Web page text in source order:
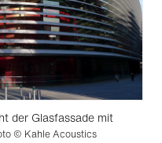
der Glasfassade mit
© Kahle Acoustics